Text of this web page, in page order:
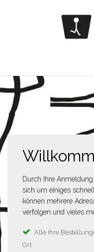
Durch Ihre
sich um einiges
können mehrere
verfolgen und vieles
Alle Ihre
Ort